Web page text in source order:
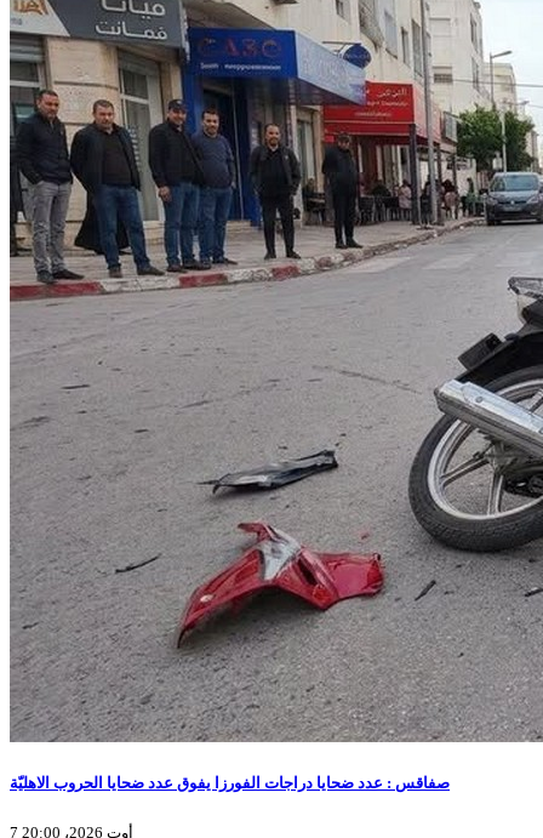
صفاقس : عدد ضحايا دراجات الفورزا يفوق عدد ضحايا الحروب الاهليّة
7 أوت 2026، 20:00